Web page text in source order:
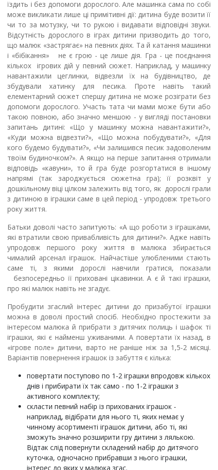
їздить і без допомоги дорослого. Але машинка сама по собі
може викликати лише ці примітивні дії: дитина буде возити її
чи то за мотузку, чи то рукою і видавати відповідні звуки.
Відсутність дорослого в іграх дитини призводить до того,
що ма­люк «застрягає» на певних діях. Та й катання машинки
і «бібікання» не є грою - це лише дія. Гра - це поєднання
кількох ігрових дій у певний сюжет. Наприклад, у машинку
навантажили цеглинки, відвезли їх на будівництво, де
збудували хатинку для песика. Проте навіть та­кий
елементарний сюжет спершу дитина не може розіграти без
допомоги дорослого. Участь тата чи мами може бути або
такою повною, або значно меншою - у вигляді постановки
запитань дитині: «Що у машинку можна навантажити?»,
«Куди можна від­везти?», «Що можна побудувати?», «Для
кого будемо будувати?», «Чи залишився песик задоволеним
твоїм будиночком?». А якщо на перше запитання отримали
відповідь «кавуни», то й гра буде розгортатися в іншому
напрямі (так зароджується сюжетна гра); її розквіт у
дошкільному віці цілком залежить від того, як дорослі грали
з дитиною в іграшки саме в цей період - упродовж третього
року життя.
Батьки доволі часто запитують: «А що роботи з іграшками,
які втратили свою привабливість для дитини?». Адже навіть
упродовж першого року життя в малюка збирається
чималий арсенал іграшок. Найчастіше улюбленими стають
саме ті, з якими дорослі навчили гратися, показали
безпосередньо її приховані цікавинки. А є й такі іграшки,
про які малюк навіть не згадує.
Пробудити згаслий інтерес дитини до призабутої іграшки
мож­на в доволі простий спосіб. Необхідно простежити за
інтересом малюка й прибрати з дитячих полиць і шафок ті
іграшки, які є найменш уживаними. А повертати їх назад, в
«ігрове поле» дитини, варто не раніше ніж за 1,5-2 місяці.
Варіантів повернення іграшок із забуття є кілька:
повертати поступово по 1-2 іграшки впродовж кількох
днів і прибирати їх так само - по 1-2 іграшки з
активного комплекту;
скласти певний набір із прихованих іграшок -
наприклад, відібрати для нього ті, яких немає у
чинному асортименті іграшок ди­тини, або ті, які
зможуть значно розширити гру дитини з лялькою.
Відтак слід повернути складений набір до дитячого
куточка, одночас­но прибравши з нього іграшки,
інтерес до яких у малюка згас.